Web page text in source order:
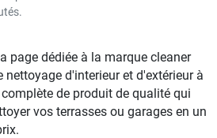
page dédiée à la marque cleaner
nettoyage d'interieur et d'extérieur à
de produit de qualité qui
vos terrasses ou garages en un